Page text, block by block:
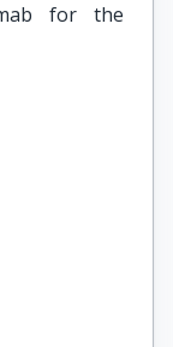
for the